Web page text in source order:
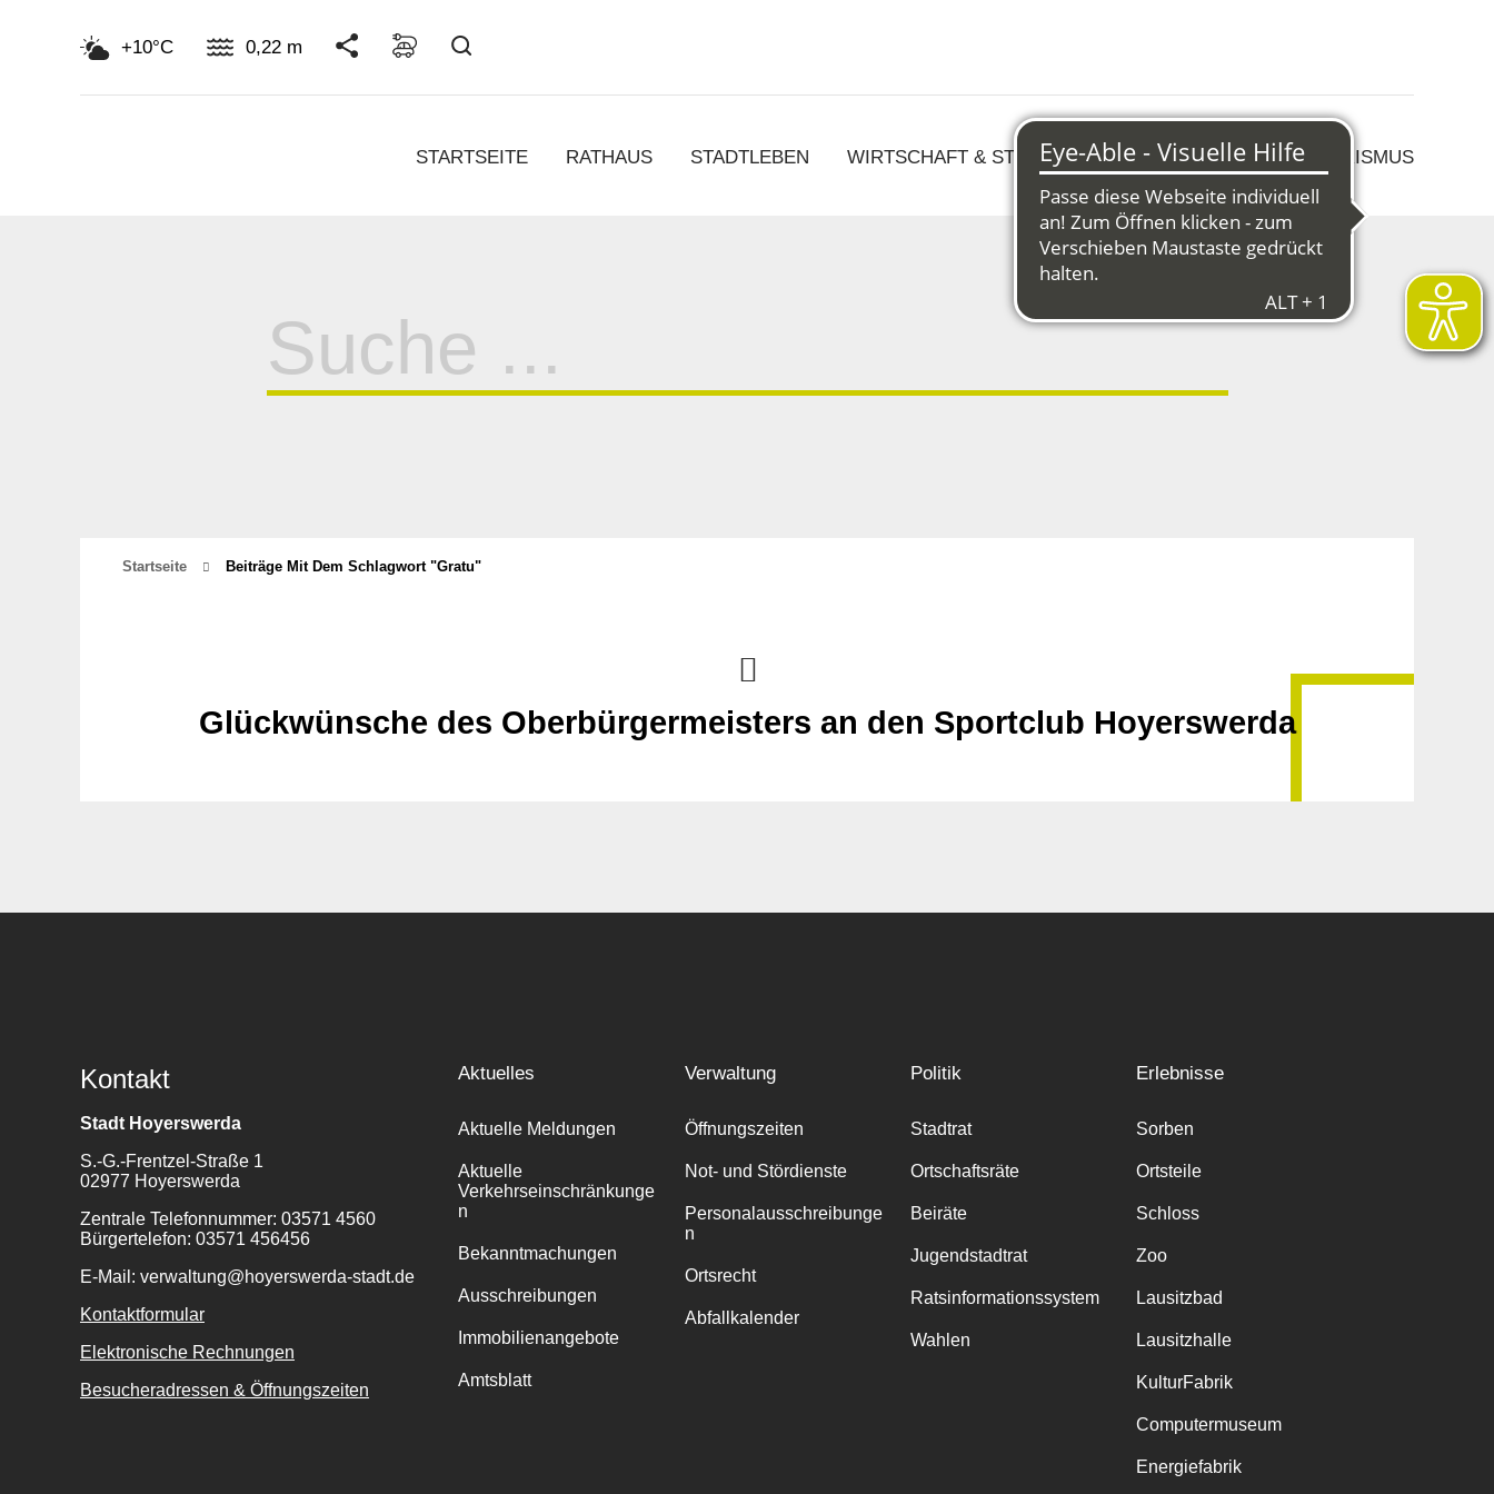
+10°C 0,22 m
STARTSEITE RATHAUS STADTLEBEN WIRTSCHAFT & STRUKTURWANDEL KULTUR & TOURISMUS
für:
Startseite Beiträge Mit Dem Schlagwort "Gratu"
Glückwünsche des Oberbürgermeisters an den Sportclub Hoyerswerda
Kontakt
Stadt Hoyerswerda
S.-G.-Frentzel-Straße 1
02977 Hoyerswerda
Zentrale Telefonnummer: 03571 4560
Bürgertelefon: 03571 456456
E-Mail: verwaltung@hoyerswerda-stadt.de
Kontaktformular
Elektronische Rechnungen
Besucheradressen & Öffnungszeiten
Aktuelles
Aktuelle Meldungen
Aktuelle
Verkehrseinschränkunge
n
Bekanntmachungen
Ausschreibungen
Immobilienangebote
Amtsblatt
Verwaltung
Öffnungszeiten
Not- und Stördienste
Personalausschreibunge
n
Ortsrecht
Abfallkalender
Politik
Stadtrat
Ortschaftsräte
Beiräte
Jugendstadtrat
Ratsinformationssystem
Wahlen
Erlebnisse
Sorben
Ortsteile
Schloss
Zoo
Lausitzbad
Lausitzhalle
KulturFabrik
Computermuseum
Energiefabrik